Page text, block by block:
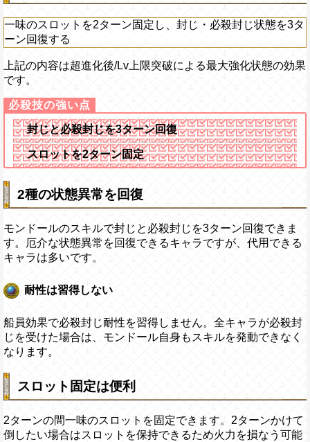
一味のスロットを2ターン固定し、封じ・必殺封じ状態を3タ
ーン回復する
上記の内容は超進化後/Lv上限突破による最大強化状態の効果
です。
封じと必殺封じを3ターン回復
スロットを2ターン固定
2種の状態異常を回復
モンドールのスキルで封じと必殺封じを3ターン回復できま
す。厄介な状態異常を回復できるキャラですが、代用できる
キャラは多いです。
耐性は習得しない
船員効果で必殺封じ耐性を習得しません。全キャラが必殺封
じを受けた場合は、モンドール自身もスキルを発動できなく
なります。
スロット固定は便利
2ターンの間一味のスロットを固定できます。2ターンかけて
倒したい場合はスロットを保持できるため火力を損なう可能